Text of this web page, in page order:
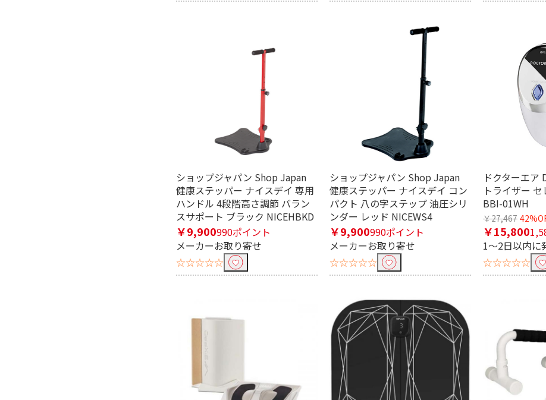
ショップジャパン Shop Japan
健康ステッパー ナイスデイ 専用
ハンドル 4段階高さ調節 バラン
スサポート ブラック NICEHBKD
￥9,900990ポイント
メーカーお取り寄せ
☆☆☆☆☆
ショップジャパン Shop Japan
健康ステッパー ナイスデイ コン
パクト 八の字ステップ 油圧シリ
ンダー レッド NICEWS4
￥9,900990ポイント
メーカーお取り寄せ
☆☆☆☆☆
ドクターエア
トライザー
BBI-01WH
￥27,467
￥15,800
1～2日以内に
☆☆☆☆☆
除外する にチェックを入れると、指定したワードを除外して検索します。
対象部位で絞り込む
首、肩 ふくらはぎ